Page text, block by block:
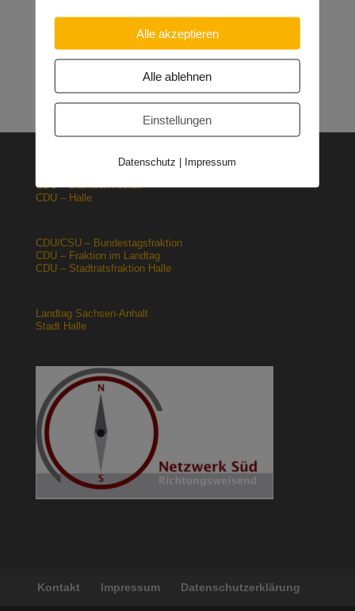
15.02.2026
Halle: Sondervermögen Infrastruktur für die Europachaussee
nutzen! 12.02.2026
23.01.2026
CDU – Sachsen-Anhalt
CDU – Halle
CDU/CSU – Bundestagsfraktion
CDU – Fraktion im Landtag
CDU – Stadtratsfraktion Halle
Landtag Sachsen-Anhalt
Stadt Halle
Kontakt Impressum Datenschutzerklärung
Alle akzeptieren
Alle ablehnen
Einstellungen
Datenschutz | Impressum